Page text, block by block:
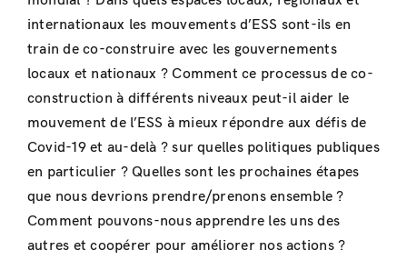
internationaux les mouvements d’ESS sont-ils en
train de co-construire avec les gouvernements
locaux et nationaux ? Comment ce processus de co-
construction à différents niveaux peut-il aider le
mouvement de l’ESS à mieux répondre aux défis de
Covid-19 et au-delà ? sur quelles politiques publiques
en particulier ? Quelles sont les prochaines étapes
que nous devrions prendre/prenons ensemble ?
Comment pouvons-nous apprendre les uns des
autres et coopérer pour améliorer nos actions ?